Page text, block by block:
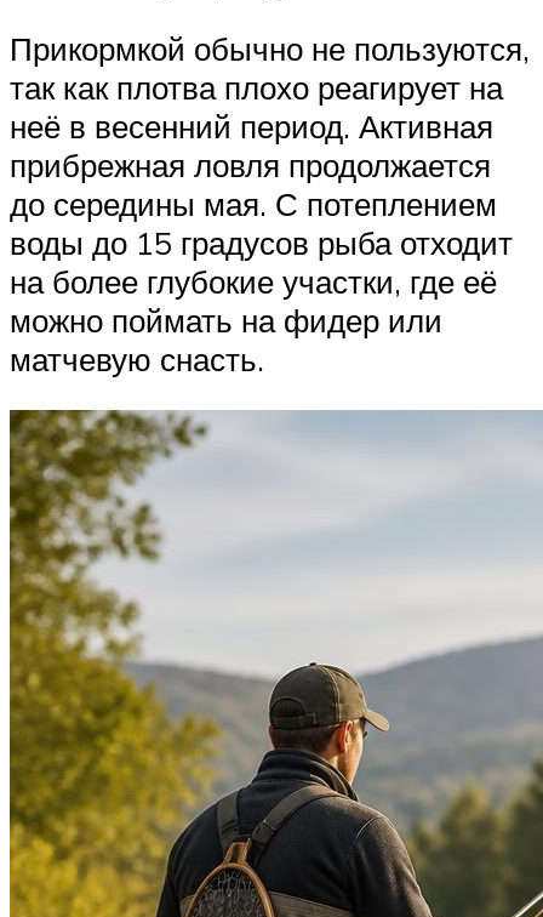
Прикормкой обычно не пользуются,
так как плотва плохо реагирует на
неё в весенний период. Активная
прибрежная ловля продолжается
до середины мая. С потеплением
воды до 15 градусов рыба отходит
на более глубокие участки, где её
можно поймать на фидер или
матчевую снасть.